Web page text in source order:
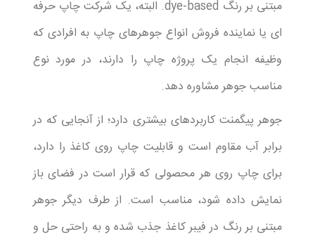
مبتنی بر رنگ dye-based. البته، یک شرکت چاپ حرفه
ای یا نماینده فروش انواع جوهرهای چاپ به افرادی که
وظیفه انجام یک پروژه چاپ را دارند، در مورد نوع
مناسب جوهر مشاوره دهد.
جوهر پیگمنت کاربردهای بیشتری دارد؛ از آنجایی که در
برابر آب مقاوم است و قابلیت چاپ روی کاغذ را دارد،
برای چاپ روی هر محصولی که قرار است در فضای باز
نمایش داده شود، مناسب است. از طرف دیگر جوهر
مبتنی بر رنگ در فیبر کاغذ جذب شده و به راحتی حل و